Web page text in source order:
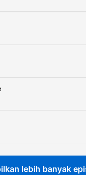
lebih banyak